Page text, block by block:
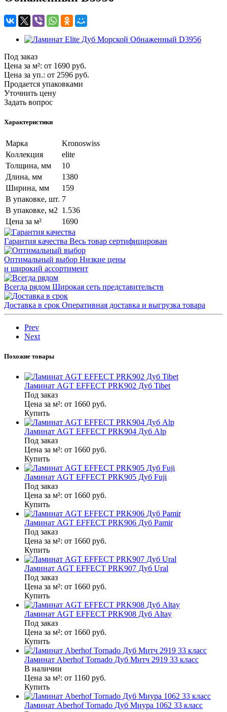
Под заказ
Цена за м²: от 1690 руб.
Цена за уп.: от 2596 руб.
Продается упаковками
Уточнить цену
Задать вопрос
Характеристики
Марка
Kronoswiss
Коллекция
elite
Толщина, мм
10
Длина, мм
1380
Ширина, мм
159
В упаковке, шт. 7
В упаковке, м2 1.536
Цена за м²
1690
Гарантия качества Весь товар сертифицирован
Оптимальный выбор Низкие цены
и широкий ассортимент
Всегда рядом Широкая сеть представительств
Доставка в срок Оперативная доставка и выгрузка товара
Prev
Next
Похожие товары
Ламинат AGT EFFECT PRK902 Дуб Tibet
Под заказ
Цена за м²: от 1660 руб.
Купить
Ламинат AGT EFFECT PRK904 Дуб Alp
Под заказ
Цена за м²: от 1660 руб.
Купить
Ламинат AGT EFFECT PRK905 Дуб Fuji
Под заказ
Цена за м²: от 1660 руб.
Купить
Ламинат AGT EFFECT PRK906 Дуб Pamir
Под заказ
Цена за м²: от 1660 руб.
Купить
Ламинат AGT EFFECT PRK907 Дуб Ural
Под заказ
Цена за м²: от 1660 руб.
Купить
Ламинат AGT EFFECT PRK908 Дуб Altay
Под заказ
Цена за м²: от 1660 руб.
Купить
Ламинат Aberhof Tornado Дуб Митч 2919 33 класс
В наличии
Цена за м²: от 1160 руб.
Купить
Ламинат Aberhof Tornado Дуб Миура 1062 33 класс